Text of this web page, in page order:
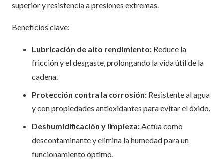
superior y resistencia a presiones extremas.
Beneficios clave:
Lubricación de alto rendimiento: Reduce la
fricción y el desgaste, prolongando la vida útil de la
cadena.
Protección contra la corrosión: Resistente al agua
y con propiedades antioxidantes para evitar el óxido.
Deshumidificación y limpieza:Actúa como
descontaminante y elimina la humedad para un
funcionamiento óptimo.